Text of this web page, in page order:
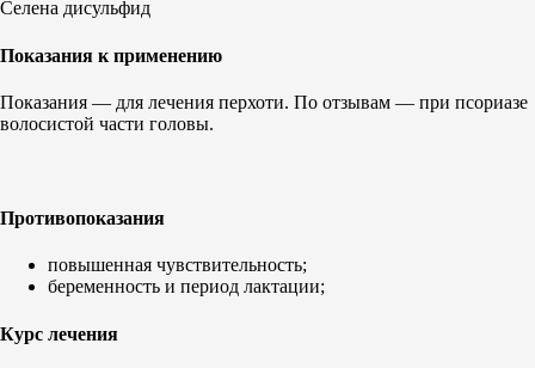
Селена дисульфид
Показания к применению
Показания — для лечения перхоти. По отзывам — при псориазе
волосистой части головы.
Противопоказания
повышенная чувствительность;
беременность и период лактации;
Курс лечения